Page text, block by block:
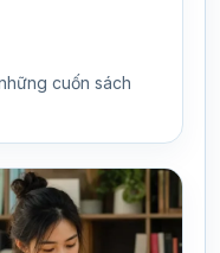
cuốn sách